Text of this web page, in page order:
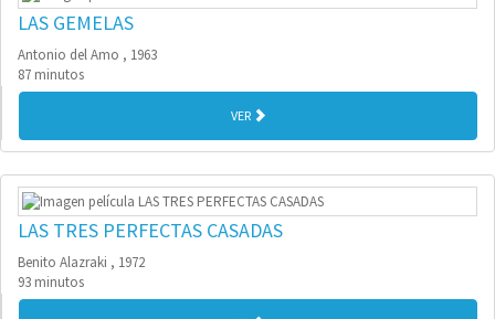
LAS GEMELAS
Antonio del Amo , 1963
87 minutos
VER
LAS TRES PERFECTAS CASADAS
Benito Alazraki , 1972
93 minutos